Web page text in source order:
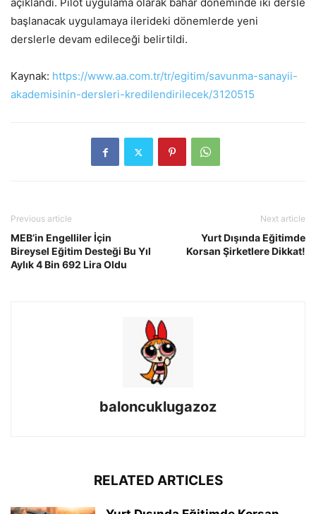
başlanacak uygulamaya ilerideki dönemlerde yeni
derslerle devam edileceği belirtildi.
Kaynak: https://www.aa.com.tr/tr/egitim/savunma-sanayii-
akademisinin-dersleri-kredilendirilecek/3120515
Previous article
MEB’in Engelliler İçin
Bireysel Eğitim Desteği Bu Yıl
Aylık 4 Bin 692 Lira Oldu
Next article
Yurt Dışında Eğitimde
Korsan Şirketlere Dikkat!
baloncuklugazoz
RELATED ARTICLES